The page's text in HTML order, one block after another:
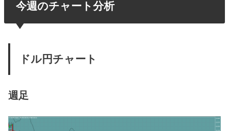
今週のチャート分析
ドル円チャート
週足